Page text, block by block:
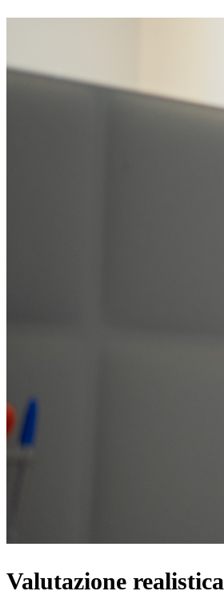
Valutazione realistica